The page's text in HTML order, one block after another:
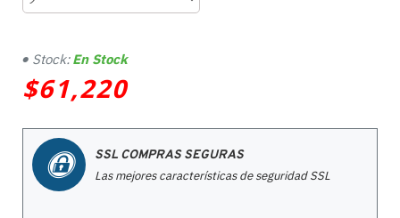
$61,220
Stock: En Stock
SSL COMPRAS SEGURAS
Las mejores características de seguridad SSL